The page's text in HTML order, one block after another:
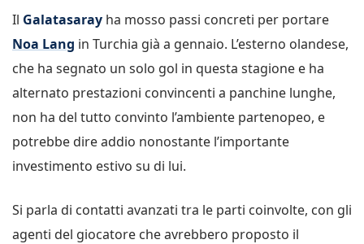
Il Galatasaray ha mosso passi concreti per portare
Noa Lang in Turchia già a gennaio. L’esterno olandese,
che ha segnato un solo gol in questa stagione e ha
alternato prestazioni convincenti a panchine lunghe,
non ha del tutto convinto l’ambiente partenopeo, e
potrebbe dire addio nonostante l’importante
investimento estivo su di lui.
Si parla di contatti avanzati tra le parti coinvolte, con gli
agenti del giocatore che avrebbero proposto il